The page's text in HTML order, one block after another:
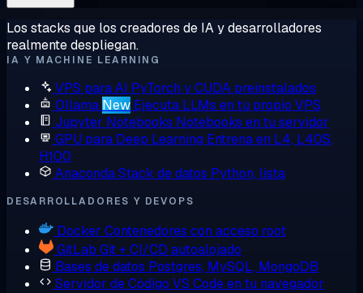
Los stacks que los creadores de IA y desarrolladores
realmente despliegan.
IA Y MACHINE LEARNING
VPS para AI PyTorch y CUDA preinstalados
Ollama New Ejecuta LLMs en tu propio VPS
Jupyter Notebooks Notebooks en tu servidor
GPU para Deep Learning Entrena en L4, L40S,
H100
AnacondaStack de datos Python, lista
DESARROLLADORES Y DEVOPS
Docker Contenedores con acceso root
GitLab Git + CI/CD autoalojado
Bases de datos Postgres, MySQL, MongoDB
Servidor de Código VS Code en tu navegador